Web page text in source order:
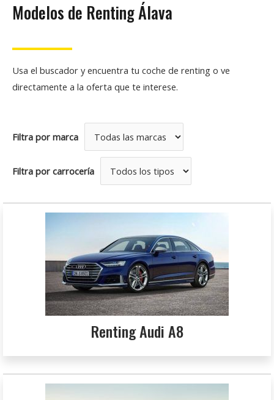
Modelos de Renting Álava
Usa el buscador y encuentra tu coche de renting o ve
directamente a la oferta que te interese.
Filtra por marca
Filtra por carrocería
Renting Audi A8